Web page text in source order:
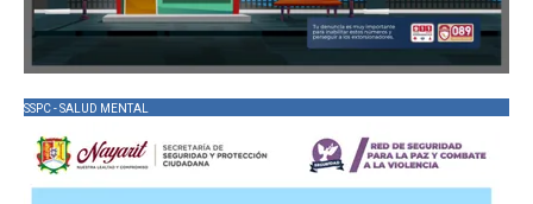
SSPC - SALUD MENTAL